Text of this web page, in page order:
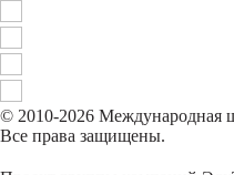
© 2010-2026 Международная
Все права защищены.